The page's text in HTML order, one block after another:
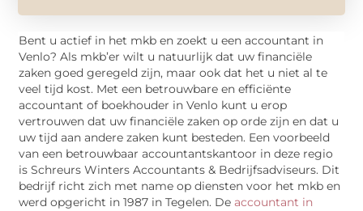
Bent u actief in het mkb en zoekt u een accountant in
Venlo? Als mkb’er wilt u natuurlijk dat uw financiële
zaken goed geregeld zijn, maar ook dat het u niet al te
veel tijd kost. Met een betrouwbare en efficiënte
accountant of boekhouder in Venlo kunt u erop
vertrouwen dat uw financiële zaken op orde zijn en dat u
uw tijd aan andere zaken kunt besteden. Een voorbeeld
van een betrouwbaar accountantskantoor in deze regio
is Schreurs Winters Accountants & Bedrijfsadviseurs. Dit
bedrijf richt zich met name op diensten voor het mkb en
werd opgericht in 1987 in Tegelen. Deaccountant in